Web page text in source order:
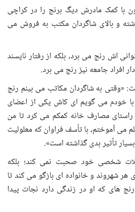
با کمک مادرش دیگ برنج را در کراچی
و بالای شاگردان مکتب به فروش می
اش رنج می برد، بلکه از رفتار ناپسند
افراد جامعه نیز رنج می برد.
«وقتی به شاگردان مکاتب می بینم رنج
خودم می گویم ای کاش یکی از اعضای
مصارف خانه کمکم می کرد تا من
آموختم، با تأسف فراوان که معلولیت
تأثیر بدی گذاشته است».
شخصی خود صحبت نمی کند؛ بلکه
هر شهروند و خانواده ای بازگو می کند تا
های که او در زندگی دارد نجات پیدا